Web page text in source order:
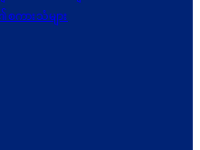
စကားသံများ